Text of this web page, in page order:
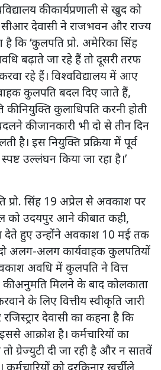
की कार्यप्रणाली से खुद को
सीआर देवासी ने राजभवन और राज्य
कि ‘कुलपति प्रो. अमेरिका सिंह
बढ़ाते जा रहे हैं तो दूसरी तरफ
करवा रहे हैं। विश्वविद्यालय में आए
कुलपति बदल दिए जाते हैं,
नियुक्ति कुलाधिपति करनी होती
की जानकारी भी दो से तीन दिन
है। इस नियुक्ति प्रक्रिया में पूर्व
उल्लंघन किया जा रहा है।’
सिंह 19 अप्रेल से अवकाश पर
को उदयपुर आने की बात कही,
देते हुए उन्होंने अवकाश 10 मई तक
दो अलग-अलग कार्यवाहक कुलपतियों
अवधि में कुलपति ने वित्त
की अनुमति मिलने के बाद कोलकाता
के लिए वित्तीय स्वीकृति जारी
देवासी का कहना है कि
आक्रोश है। कर्मचारियों का
ग्रेज्युटी दी जा रही है और न सातवें
कर्मचारियों को दरकिनार खर्चीले